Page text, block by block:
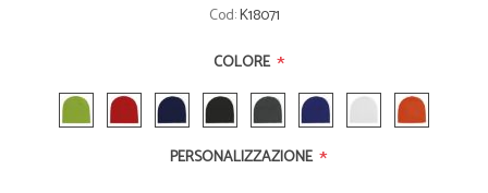
Cod:K18071
COLORE *
PERSONALIZZAZIONE *